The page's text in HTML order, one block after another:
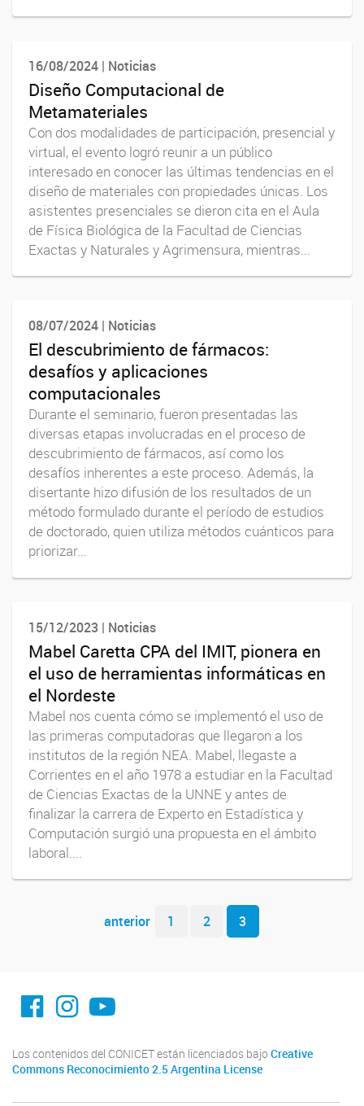
16/08/2024 | Noticias
Diseño Computacional de
Metamateriales
Con dos modalidades de participación, presencial y
virtual, el evento logró reunir a un público
interesado en conocer las últimas tendencias en el
diseño de materiales con propiedades únicas. Los
asistentes presenciales se dieron cita en el Aula
de Física Biológica de la Facultad de Ciencias
Exactas y Naturales y Agrimensura, mientras...
08/07/2024 | Noticias
El descubrimiento de fármacos:
desafíos y aplicaciones
computacionales
Durante el seminario, fueron presentadas las
diversas etapas involucradas en el proceso de
descubrimiento de fármacos, así como los
desafíos inherentes a este proceso. Además, la
disertante hizo difusión de los resultados de un
método formulado durante el período de estudios
de doctorado, quien utiliza métodos cuánticos para
priorizar...
15/12/2023 | Noticias
Mabel Caretta CPA del IMIT, pionera en
el uso de herramientas informáticas en
el Nordeste
Mabel nos cuenta cómo se implementó el uso de
las primeras computadoras que llegaron a los
institutos de la región NEA. Mabel, llegaste a
Corrientes en el año 1978 a estudiar en la Facultad
de Ciencias Exactas de la UNNE y antes de
finalizar la carrera de Experto en Estadística y
Computación surgió una propuesta en el ámbito
laboral....
Navegador de artículos
anterior 1 2 3
facebook imit.conicet
imit.conicet
Youtube
Los contenidos del CONICET están licenciados bajo Creative
Commons Reconocimiento 2.5 Argentina License